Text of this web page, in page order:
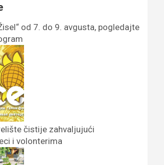
od 7. do 9. avgusta, pogledajte
čistije zahvaljujući
i volonterima